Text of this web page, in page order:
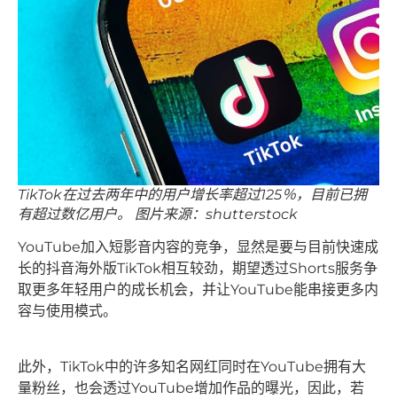
TikTok在过去两年中的用户增长率超过125％，目前已拥
有超过数亿用户。 图片来源：shutterstock
YouTube加入短影音内容的竞争，显然是要与目前快速成
长的抖音海外版TikTok相互较劲，期望透过Shorts服务争
取更多年轻用户的成长机会，并让YouTube能串接更多内
容与使用模式。
此外，TikTok中的许多知名网红同时在YouTube拥有大
量粉丝，也会透过YouTube增加作品的曝光，因此，若